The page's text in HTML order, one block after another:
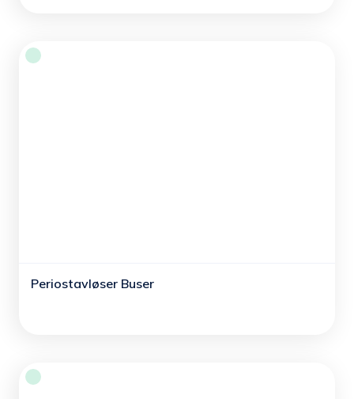
Periostavløser Buser